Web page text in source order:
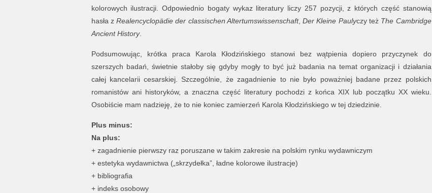
kolorowych ilustracji. Odpowiednio bogaty wykaz literatury liczy 257 pozycji, z których część stanowią
hasła zRealencyclopädie der classischen Altertumswissenschaft,Der Kleine Paulyczy też The Cambridge
Ancient History.
Podsumowując, krótka praca Karola Kłodzińskiego stanowi bez wątpienia dopiero przyczynek do
szerszych badań, świetnie stałoby się gdyby mogły to być już badania na temat organizacji i działania
całej kancelarii cesarskiej. Szczególnie, że zagadnienie to nie było poważniej badane przez polskich
romanistów ani historyków, a znaczna część literatury pochodzi z końca XIX lub początku XX wieku.
Osobiście mam nadzieję, że to nie koniec zamierzeń Karola Kłodzińskiego w tej dziedzinie.
Plus minus:
Na plus:
+ zagadnienie pierwszy raz poruszane w takim zakresie na polskim rynku wydawniczym
+ estetyka wydawnictwa („skrzydełka”, ładne kolorowe ilustracje)
+ bibliografia
+ indeks osobowy